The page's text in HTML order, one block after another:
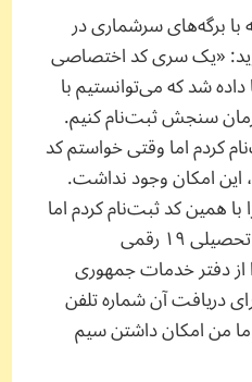
برگه‌های سرشماری در
«یک سری کد اختصاصی
شد که می‌توانستیم با
سنجش ثبت‌نام کنیم.
کردم اما وقتی خواستم کد
این امکان وجود نداشت.
همین کد ثبت‌نام کردم اما
نوبت دوم از من کد سوابق تحصیلی ۱۹ رقمی
دفتر خدمات جمهوری
دریافت آن شماره تلفن
من امکان داشتن سیم